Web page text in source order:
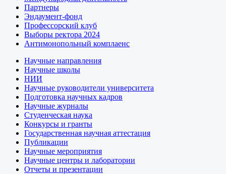
Партнеры
Эндаумент-фонд
Профессорский клуб
Выборы ректора 2024
Антимонопольный комплаенс
Научные направления
Научные школы
НИИ
Научные руководители университета
Подготовка научных кадров
Научные журналы
Студенческая наука
Конкурсы и гранты
Государственная научная аттестация
Публикации
Научные мероприятия
Научные центры и лаборатории
Отчеты и презентации